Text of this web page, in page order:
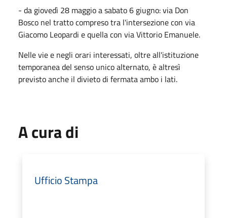
- da giovedì 28 maggio a sabato 6 giugno: via Don
Bosco nel tratto compreso tra l'intersezione con via
Giacomo Leopardi e quella con via Vittorio Emanuele.
Nelle vie e negli orari interessati, oltre all'istituzione
temporanea del senso unico alternato, è altresì
previsto anche il divieto di fermata ambo i lati.
A cura di
Ufficio Stampa